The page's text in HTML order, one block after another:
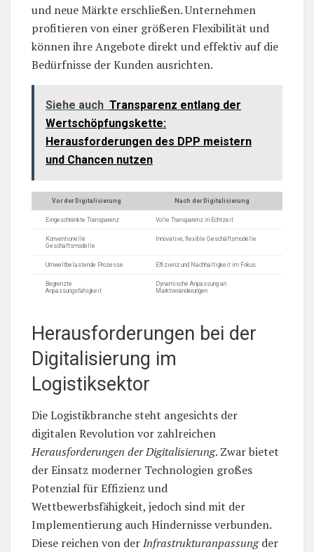
und neue Märkte erschließen. Unternehmen
profitieren von einer größeren Flexibilität und
können ihre Angebote direkt und effektiv auf die
Bedürfnisse der Kunden ausrichten.
Siehe auch Transparenz entlang der
Wertschöpfungskette:
Herausforderungen des DPP meistern
und Chancen nutzen
Vor der Digitalisierung Nach der Digitalisierung
Eingeschränkte Transparenz Volle Transparenz in Echtzeit
Konventionelle
Geschäftsmodelle
Innovative, flexible Geschäftsmodelle
Umweltbelastende Prozesse Effizienz und Nachhaltigkeit im Fokus
Begrenzte
Anpassungsfähigkeit
Dynamische Anpassung an
Marktveränderungen
Herausforderungen bei der
Digitalisierung im
Logistiksektor
Die Logistikbranche steht angesichts der
digitalen Revolution vor zahlreichen
Herausforderungen der Digitalisierung. Zwar bietet
der Einsatz moderner Technologien großes
Potenzial für Effizienz und
Wettbewerbsfähigkeit, jedoch sind mit der
Implementierung auch Hindernisse verbunden.
Diese reichen von derInfrastrukturanpassungder